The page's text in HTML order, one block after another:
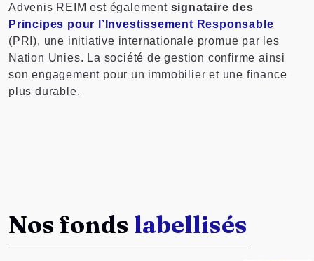
Advenis REIM est également signataire des
Principes pour l’Investissement Responsable
(PRI), une initiative internationale promue par les
Nation Unies. La société de gestion confirme ainsi
son engagement pour un immobilier et une finance
plus durable.
Nos fonds labellisés